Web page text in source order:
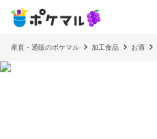
産直・通販のポケマル 加工食品 お酒